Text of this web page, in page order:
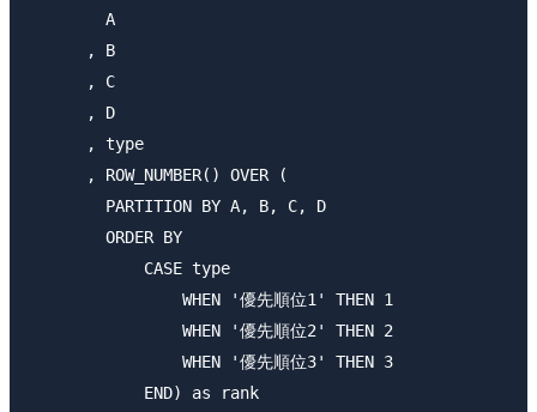
        A
      , B
      , C
      , D
      , type
      , ROW_NUMBER() OVER (
        PARTITION BY A, B, C, D
        ORDER BY
            CASE type
                WHEN '優先順位1' THEN 1
                WHEN '優先順位2' THEN 2
                WHEN '優先順位3' THEN 3
            END) as rank